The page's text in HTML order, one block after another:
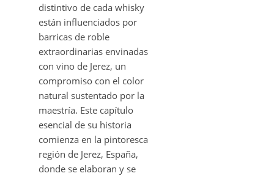
distintivo de cada whisky
están influenciados por
barricas de roble
extraordinarias envinadas
con vino de Jerez, un
compromiso con el color
natural sustentado por la
maestría. Este capítulo
esencial de su historia
comienza en la pintoresca
región de Jerez, España,
donde se elaboran y se